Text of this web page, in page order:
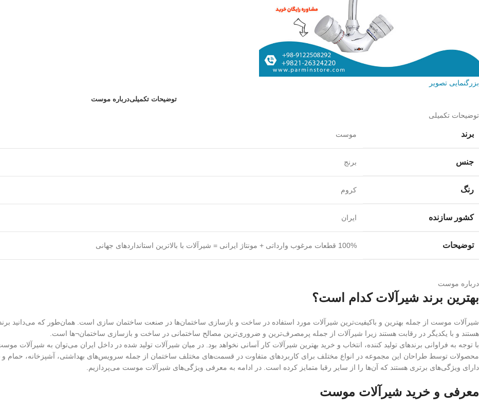
بزرگنمایی تصویر
توضیحات تکمیلیدرباره موست
توضیحات تکمیلی
برند موست
جنس برنج
رنگ کروم
کشور سازنده ایران
توضیحات 100% قطعات مرغوب وارداتی + مونتاژ ایرانی = شیرآلات با بالاترین استانداردهای جهانی
درباره موست
بهترین برند شیرآلات کدام است؟
شیرآلات موست از جمله بهترین و باکیفیت‌ترین شیرآلات مورد استفاده در ساخت و بازسازی ساختمان‌ها در صنعت ساختمان سازی است. همان‌طور که می‌دانید
هستند و با یکدیگر در رقابت هستند زیرا شیرآلات از جمله پرمصرف‌ترین و ضروری‌ترین مصالح ساختمانی در ساخت و بازسازی ساختمان¬ها است.
با توجه به فراوانی برندهای تولید کننده، انتخاب و خرید بهترین شیرآلات کار آسانی نخواهد بود. در میان شیرآلات تولید شده در داخل ایران می‌توان به شیرآلات
محصولات توسط طراحان این مجموعه در انواع مختلف برای کاربردهای متفاوت در قسمت‌های مختلف ساختمان از جمله سرویس‌های بهداشتی، آشپزخانه، حمام و
دارای ویژگی‌های برتری هستند که آن‌ها را از سایر رقبا متمایز کرده است. در ادامه به معرفی ویژگی‌های شیرآلات موست می‌پردازیم.
معرفی و خرید شیرآلات موست